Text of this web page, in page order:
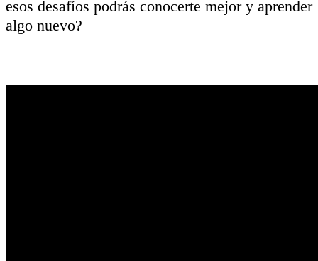
esos desafíos podrás conocerte mejor y aprender
algo nuevo?